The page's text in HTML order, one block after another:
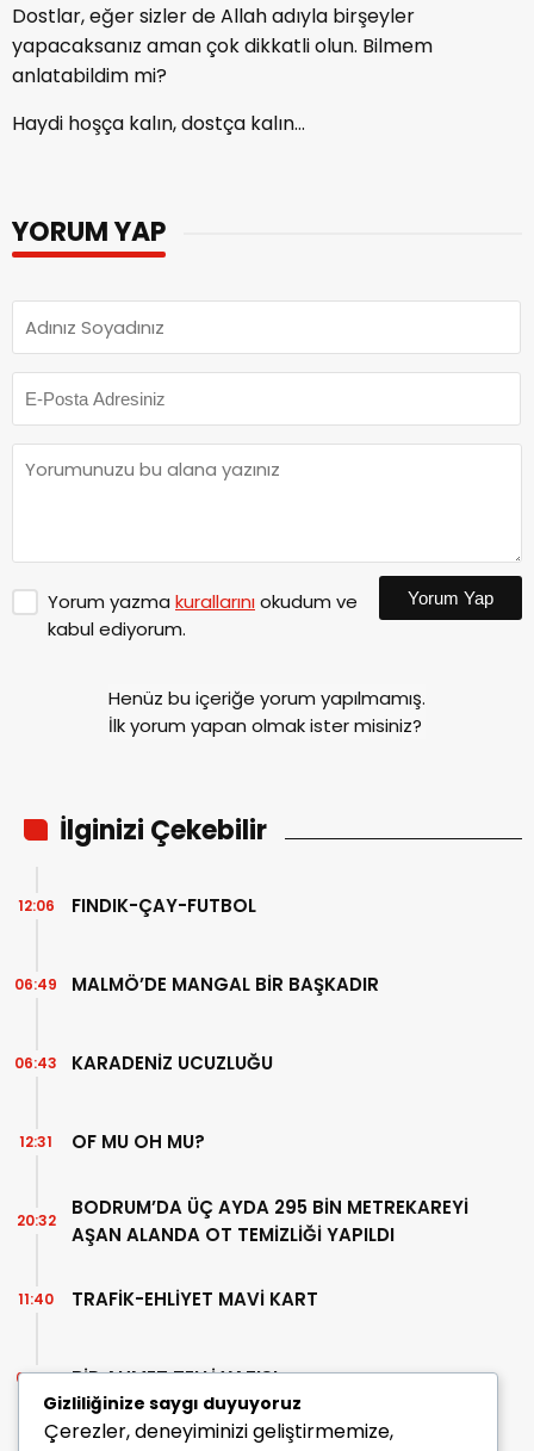
Dostlar, eğer sizler de Allah adıyla birşeyler
yapacaksanız aman çok dikkatli olun. Bilmem
anlatabildim mi?
Haydi hoşça kalın, dostça kalın…
YORUM YAP
Yorum yazma kurallarınıokudum ve
kabul ediyorum.
Yorum Yap
Henüz bu içeriğe yorum yapılmamış.
İlk yorum yapan olmak ister misiniz?
İlginizi Çekebilir
FINDIK-ÇAY-FUTBOL
12:06
MALMÖ’DE MANGAL BİR BAŞKADIR
06:49
KARADENİZ UCUZLUĞU
06:43
OF MU OH MU?
12:31
BODRUM’DA ÜÇ AYDA 295 BİN METREKAREYİ
AŞAN ALANDA OT TEMİZLİĞİ YAPILDI
20:32
TRAFİK-EHLİYET MAVİ KART
11:40
BİR AHMET TELLİ YAZISI
07:30
Gizliliğinize saygı duyuyoruz
Çerezler, deneyiminizi geliştirmemize,